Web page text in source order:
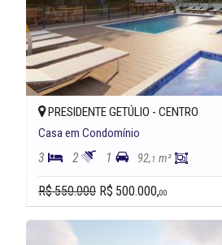
PRESIDENTE GETÚLIO - CENTRO
Casa em Condomínio
3 2 1 92,1 m²
R$ 550.000 R$ 500.000,00